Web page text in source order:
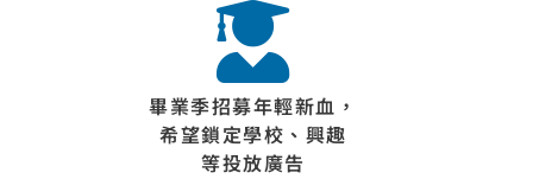
畢業季招募年輕新血，
希望鎖定學校、興趣
等投放廣告